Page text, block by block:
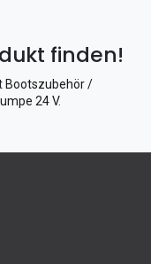
finden!
Bootszubehör /
24 V.